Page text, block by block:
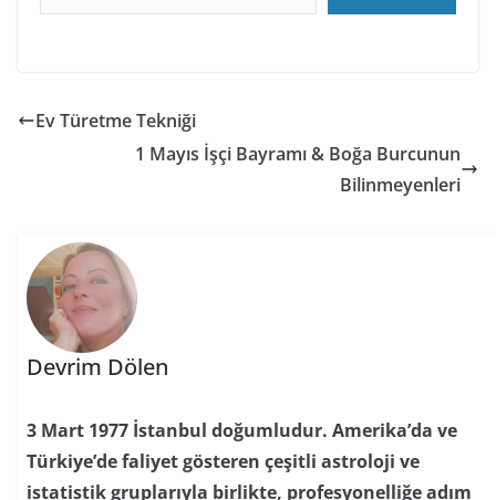
Ev Türetme Tekniği
1 Mayıs İşçi Bayramı & Boğa Burcunun
Bilinmeyenleri
Devrim Dölen
3 Mart 1977 İstanbul doğumludur. Amerika’da ve
Türkiye’de faliyet gösteren çeşitli astroloji ve
istatistik gruplarıyla birlikte, profesyonelliğe adım